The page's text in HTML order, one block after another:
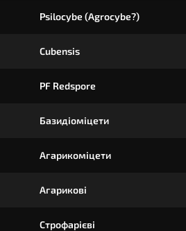
Psilocybe (Agrocybe?)
Cubensis
PF Redspore
Базидіоміцети
Агарикоміцети
Агарикові
Строфарієві